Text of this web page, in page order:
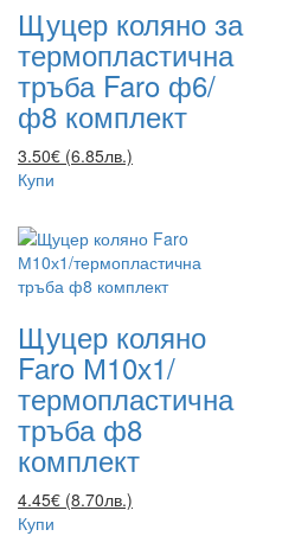
Щуцер коляно за
термопластична
тръба Faro ф6/
ф8 комплект
3.50€ (6.85лв.)
Купи
Щуцер коляно
Faro М10х1/
термопластична
тръба ф8
комплект
4.45€ (8.70лв.)
Купи